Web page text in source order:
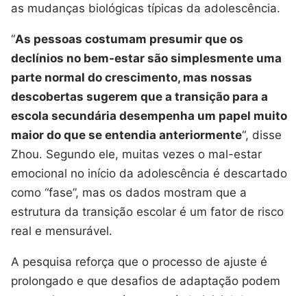
as mudanças biológicas típicas da adolescência.
“As pessoas costumam presumir que os
declínios no bem-estar são simplesmente uma
parte normal do crescimento, mas nossas
descobertas sugerem que a transição para a
escola secundária desempenha um papel muito
maior do que se entendia anteriormente“, disse
Zhou. Segundo ele, muitas vezes o mal-estar
emocional no início da adolescência é descartado
como “fase”, mas os dados mostram que a
estrutura da transição escolar é um fator de risco
real e mensurável.
A pesquisa reforça que o processo de ajuste é
prolongado e que desafios de adaptação podem